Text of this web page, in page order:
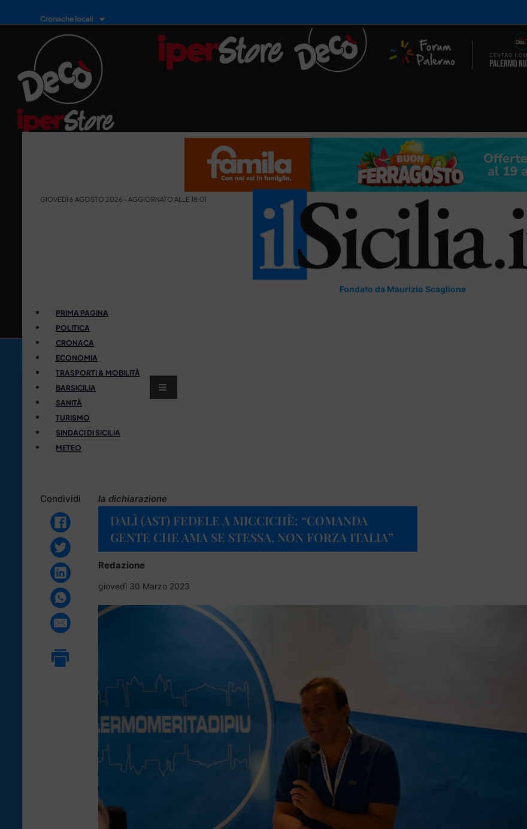
Cronache locali
GIOVEDÌ 6 AGOSTO 2026 - AGGIORNATO ALLE 18:01
Fondato da Maurizio Scaglione
PRIMA PAGINA
POLITICA
CRONACA
ECONOMIA
TRASPORTI & MOBILITÀ
BARSICILIA
SANITÀ
TURISMO
SINDACI DI SICILIA
METEO
Condividi la dichiarazione
DALÌ (AST) FEDELE A MICCICHÈ: “COMANDA
GENTE CHE AMA SE STESSA, NON FORZA ITALIA”
Redazione
giovedì 30 Marzo 2023